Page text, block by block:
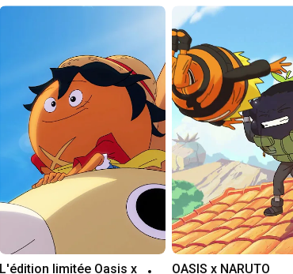
L'édition limitée Oasis x OASIS x NARUTO